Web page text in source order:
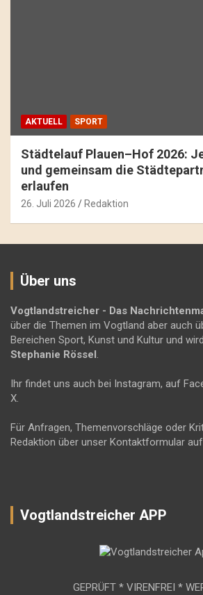
AKTUELL SPORT
Städtelauf Plauen–Hof 2026:
und gemeinsam die
erlaufen
26. Juli 2026 Redaktion
Über uns
Vogtlandstreicher - Das
über die Themen im Vogtland aber auch
Bereichen Sport, Kunst und Kultur und
Stephanie Rössel .
Ihr findet uns auch bei Instagram, auf
X.
Für Anfragen, Themenvorschläge oder
Redaktion über unser Kontaktformular
Vogtlandstreicher APP
GEPRÜFT * VIRENFREI *